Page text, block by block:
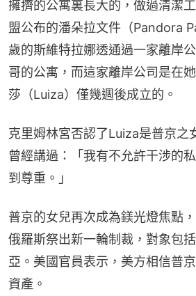
擁擠的公寓裏長大的，做過清潔
盟公布的潘朵拉文件（Pandora
歲的斯維特拉娜透通過一家離岸
哥的公寓，而這家離岸公司是在
莎（Luiza）僅幾週後成立的。
克里姆林宮否認了Luiza是普京之
曾經講過：「我有不允許干涉的
到尊重。」
普京的女兒再次成為鎂光燈焦點
俄羅斯祭出新一輪制裁，對象包
亞。美國官員表示，美方相信普
資產。